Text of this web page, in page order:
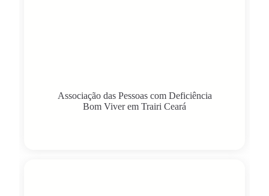
Associação das Pessoas com Deficiência
Bom Viver em Trairi Ceará